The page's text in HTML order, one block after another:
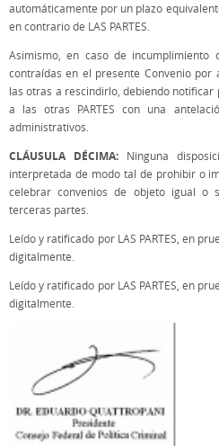
automáticamente por un plazo
en contrario de LAS PARTES.
Asimismo, en caso de incumplimiento
contraídas en el presente Convenio por
las otras a rescindirlo, debiendo
a las otras PARTES con una
administrativos.
CLÁUSULA DÉCIMA:
Ninguna
interpretada de modo tal de prohibir o
celebrar convenios de objeto igual o
terceras partes.
Leído y ratificado por LAS PARTES, en
digitalmente.
Leído y ratificado por LAS PARTES, en
digitalmente.